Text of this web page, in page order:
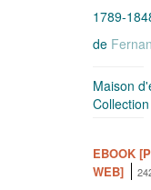
1789-
de
Maison
EBOOK
WEB]